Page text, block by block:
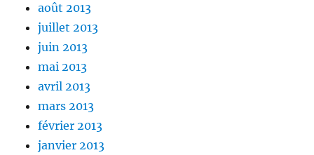
août 2013
juillet 2013
juin 2013
mai 2013
avril 2013
mars 2013
février 2013
janvier 2013